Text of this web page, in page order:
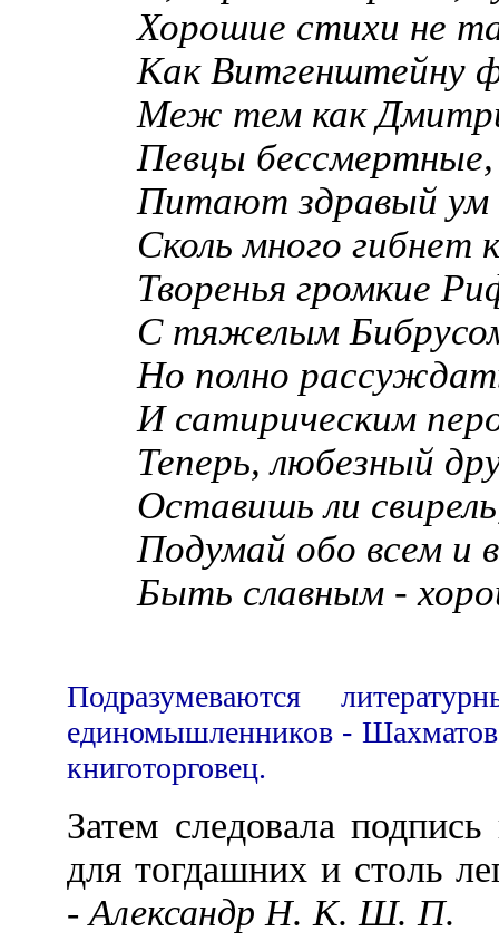
Хорошие стихи не
Как Витгенштейну
Меж тем как
Певцы бессмертные,
Питают здравый ум
Сколь много гибнет
Творенья громкие
С тяжелым
Но полно
И сатирическим
Теперь, любезный
Оставишь ли
Подумай обо всем и
Быть славным -
Подразумеваются
единомышленников -
книготорговец.
Затем следовала
для тогдашних и столь
-Александр Н. К. Ш. П.